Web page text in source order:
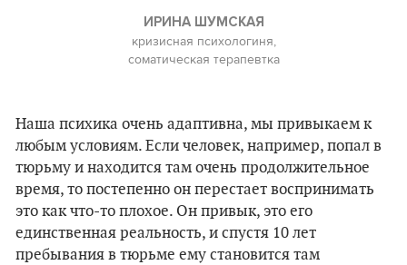
ИРИНА ШУМСКАЯ
кризисная психологиня,
соматическая терапевтка
Наша психика очень адаптивна, мы привыкаем к
любым условиям. Если человек, например, попал в
тюрьму и находится там очень продолжительное
время, то постепенно он перестает воспринимать
это как что-то плохое. Он привык, это его
единственная реальность, и спустя 10 лет
пребывания в тюрьме ему становится там